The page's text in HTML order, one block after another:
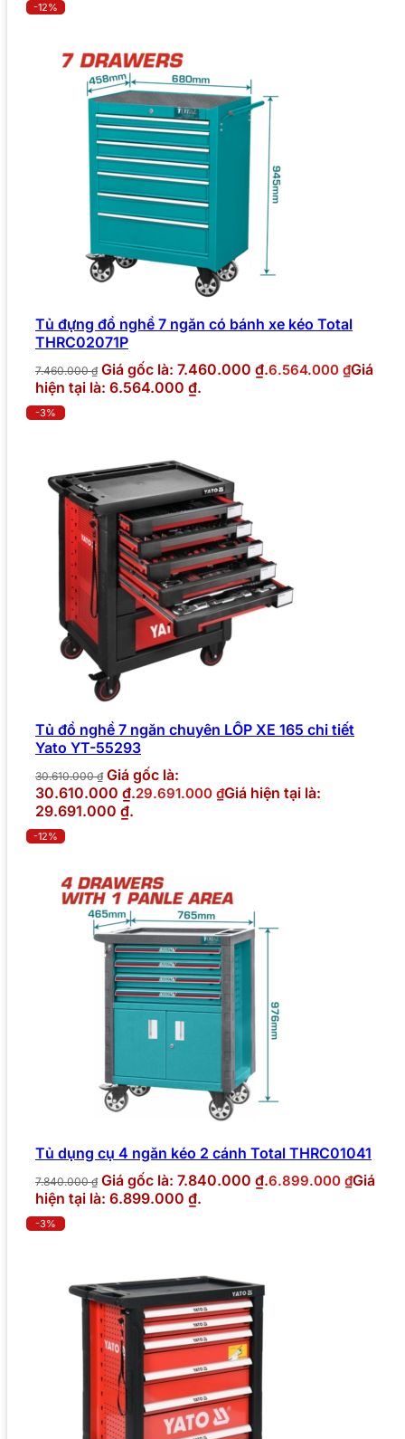
-12%
Tủ đựng đồ nghề 7 ngăn có bánh xe kéo Total
THRC02071P
7.460.000₫ Giá gốc là: 7.460.000 ₫.6.564.000 ₫Giá
hiện tại là: 6.564.000 ₫.
-3%
Tủ đồ nghề 7 ngăn chuyên LỐP XE 165 chi tiết
Yato YT-55293
30.610.000₫ Giá gốc là:
30.610.000 ₫.29.691.000 ₫Giá hiện tại là:
29.691.000 ₫.
-12%
Tủ dụng cụ 4 ngăn kéo 2 cánh Total THRC01041
7.840.000₫ Giá gốc là: 7.840.000 ₫.6.899.000 ₫Giá
hiện tại là: 6.899.000 ₫.
-3%